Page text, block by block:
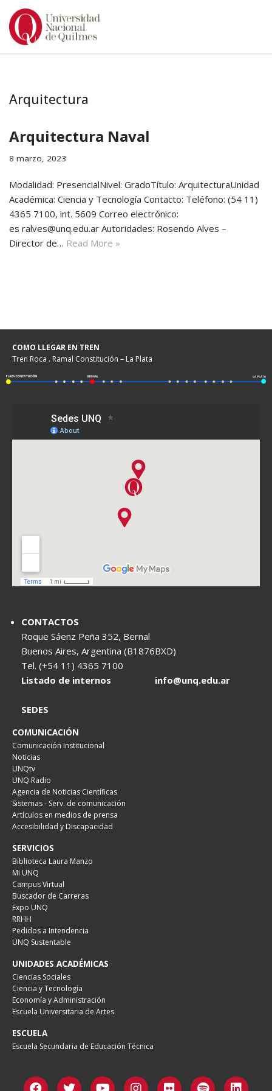
Ir
Arquitectura
Arquitectura Naval
8 marzo, 2023
Modalidad: PresencialNivel: GradoTítulo: ArquitecturaUnidad
Académica: Ciencia y Tecnología Contacto: Teléfono: (54 11)
4365 7100, int. 5609 Correo electrónico:
es ralves@unq.edu.ar Autoridades: Rosendo Alves –
Director de… Read More »
COMO LLEGAR EN TREN
Tren Roca . Ramal Constitución – La Plata
CONTACTOS
Roque Sáenz Peña 352, Bernal
Buenos Aires, Argentina (B1876BXD)
Tel. (+54 11) 4365 7100
Listado de internos
info@unq.edu.ar
SEDES
COMUNICACIÓN
Comunicación Institucional
Noticias
UNQtv
UNQ Radio
Agencia de Noticias Científicas
Sistemas - Serv. de comunicación
Artículos en medios de prensa
Accesibilidad y Discapacidad
SERVICIOS
Biblioteca Laura Manzo
Mi UNQ
Campus Virtual
Buscador de Carreras
Expo UNQ
RRHH
Pedidos a Intendencia
UNQ Sustentable
UNIDADES ACADÉMICAS
Ciencias Sociales
Ciencia y Tecnología
Economía y Administración
Escuela Universitaria de Artes
ESCUELA
Escuela Secundaria de Educación Técnica